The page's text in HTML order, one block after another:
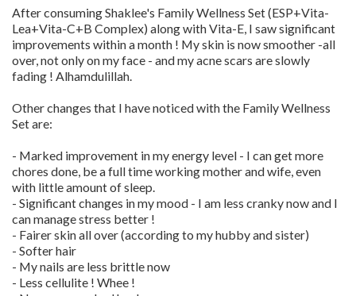
After consuming Shaklee's Family Wellness Set (ESP+Vita-
Lea+Vita-C+B Complex) along with Vita-E, I saw significant
improvements within a month ! My skin is now smoother -all
over, not only on my face - and my acne scars are slowly
fading ! Alhamdulillah.
Other changes that I have noticed with the Family Wellness
Set are:
- Marked improvement in my energy level - I can get more
chores done, be a full time working mother and wife, even
with little amount of sleep.
- Significant changes in my mood - I am less cranky now and I
can manage stress better !
- Fairer skin all over (according to my hubby and sister)
- Softer hair
- My nails are less brittle now
- Less cellulite ! Whee !